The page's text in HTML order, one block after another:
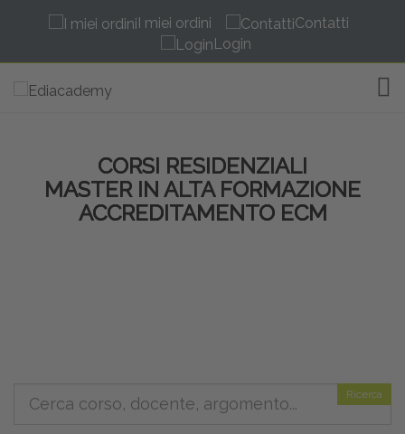
I miei ordini
Contatti
Login
CORSI RESIDENZIALI
MASTER IN ALTA FORMAZIONE
ACCREDITAMENTO ECM
Ricerca